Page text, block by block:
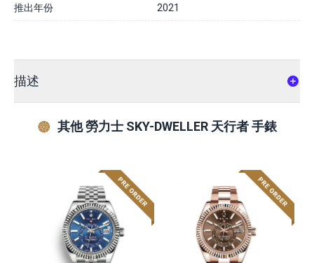
推出年份 2021
描述
其他 勞力士 SKY-DWELLER 天行者 手錶